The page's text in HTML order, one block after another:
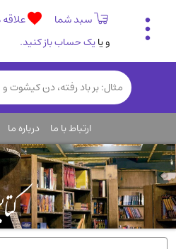
سبد شما علاقه
و یایک حساب باز کنید.
تاریخی و فرهنگی
(838)
رمان و داستان ایرانی(307)
روانشناسی(357)
انگلیسی و زبان خارجی(14)
کودکان و نوجوانان(76)
کتب نادر و کمیاب(19)
روانشناسی(112)
ارتباط با ما درباره ما